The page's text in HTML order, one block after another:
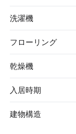
洗濯機
フローリング
乾燥機
入居時期
建物構造